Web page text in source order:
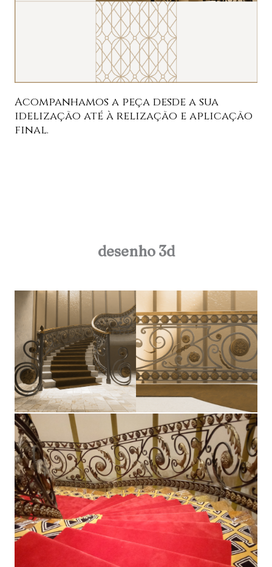
Acompanhamos a peça desde a sua
idelização até à relização e aplicação
final.
desenho 3d